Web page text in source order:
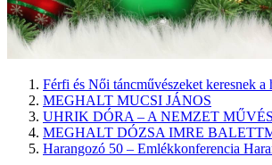
Férfi és Női táncművészeket keresnek a
MEGHALT MUCSI JÁNOS
UHRIK DÓRA – A NEMZET
MEGHALT DÓZSA IMRE
Harangozó 50 – Emlékkonferencia